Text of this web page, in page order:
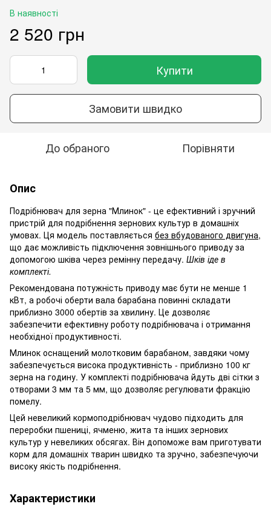
В наявності
2 520 грн
Купити
Замовити швидко
До обраного Порівняти
Опис
Подрібнювач для зерна "Млинок" - це ефективний і зручний
пристрій для подрібнення зернових культур в домашніх
умовах. Ця модель поставляється без вбудованого двигуна,
що дає можливість підключення зовнішнього приводу за
допомогою шківа через ремінну передачу. Шків іде в
комплекті.
Рекомендована потужність приводу має бути не менше 1
кВт, а робочі оберти вала барабана повинні складати
приблизно 3000 обертів за хвилину. Це дозволяє
забезпечити ефективну роботу подрібнювача і отримання
необхідної продуктивності.
Млинок оснащений молотковим барабаном, завдяки чому
забезпечується висока продуктивність - приблизно 100 кг
зерна на годину. У комплекті подрібнювача йдуть дві сітки з
отворами 3 мм та 5 мм, що дозволяє регулювати фракцію
помелу.
Цей невеликий кормоподрібнювач чудово підходить для
переробки пшениці, ячменю, жита та інших зернових
культур у невеликих обсягах. Він допоможе вам приготувати
корм для домашніх тварин швидко та зручно, забезпечуючи
високу якість подрібнення.
Характеристики